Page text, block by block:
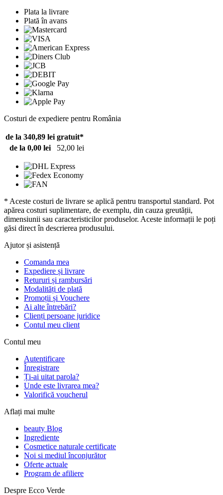
Plata la livrare
Plată în avans
Costuri de expediere pentru România
de la 340,89 lei gratuit*
de la 0,00 lei
52,00 lei
* Aceste costuri de livrare se aplică pentru transportul standard. Pot
apărea costuri suplimentare, de exemplu, din cauza greutății,
dimensiunii sau caracteristicilor produselor. Aceste informații le poți
găsi direct în descrierea produsului.
Ajutor și asistență
Comanda mea
Expediere și livrare
Retururi și rambursări
Modalități de plată
Promoții și Vouchere
Ai alte întrebări?
Clienți persoane juridice
Contul meu client
Contul meu
Autentificare
Înregistrare
Ți-ai uitat parola?
Unde este livrarea mea?
Valorifică voucherul
Aflați mai multe
beauty Blog
Ingrediente
Cosmetice naturale certificate
Noi si mediul înconjurător
Oferte actuale
Program de afiliere
Despre Ecco Verde